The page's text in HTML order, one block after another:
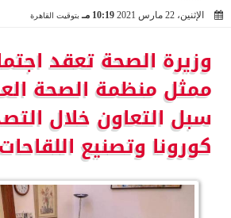
الإثنين، 22 مارس 2021
10:19 مـ بتوقيت القاهرة
وزيرة الصحة تعقد
ممثل منظمة الصحة
سبل التعاون خلال
كورونا وتصنيع